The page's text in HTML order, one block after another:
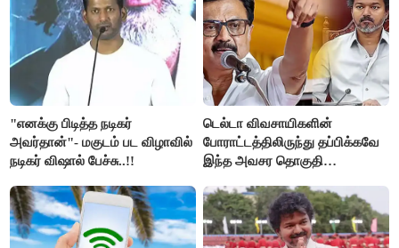
"எனக்கு பிடித்த நடிகர்
அவர்தான்"- மகுடம் பட விழாவில்
நடிகர் விஷால் பேச்சு..!!
டெல்டா விவசாயிகளின்
போராட்டத்திலிருந்து தப்பிக்கவே
இந்த அவசர தொகுதி
அரங்கேற்றுகிறார் முதலமைச்சர் -
திமுக ஐடி விங்..!!